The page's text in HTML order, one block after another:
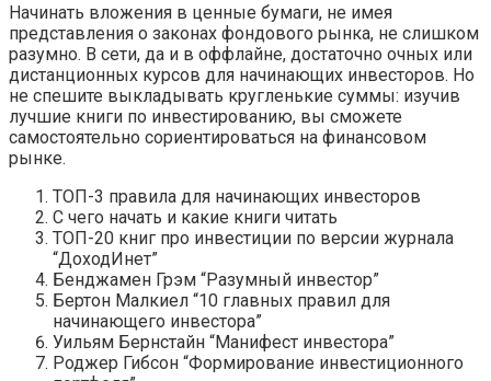
Начинать вложения в ценные бумаги, не имея
представления о законах фондового рынка, не слишком
разумно. В сети, да и в оффлайне, достаточно очных или
дистанционных курсов для начинающих инвесторов. Но
не спешите выкладывать кругленькие суммы: изучив
лучшие книги по инвестированию, вы сможете
самостоятельно сориентироваться на финансовом
рынке.
ТОП-3 правила для начинающих инвесторов
С чего начать и какие книги читать
ТОП-20 книг про инвестиции по версии журнала
“ДоходИнет”
Бенджамен Грэм “Разумный инвестор”
Бертон Малкиел “10 главных правил для
начинающего инвестора”
Уильям Бернстайн “Манифест инвестора”
Роджер Гибсон “Формирование инвестиционного